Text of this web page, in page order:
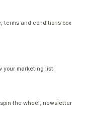
terms and conditions box
your marketing list
the wheel, newsletter